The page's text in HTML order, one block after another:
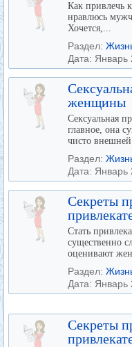
Как привлечь
нравлюсь
Хочется,...
Раздел:
Дата: Январь
женщины
Сексуальная
главное, она
чисто
Раздел:
Дата: Январь
Секреты
Стать
существенно
оценивают
Раздел:
Дата: Январь
Секреты